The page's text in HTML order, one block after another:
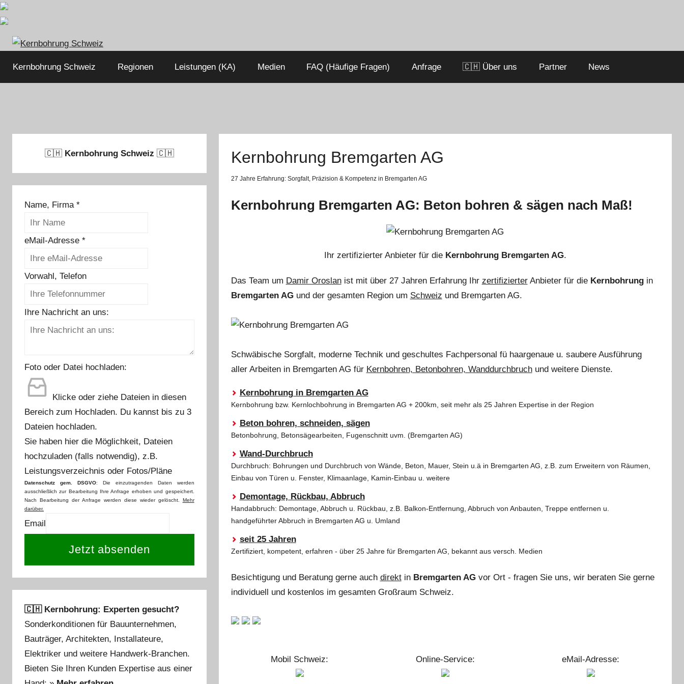
Zum
Inhalt
springen
Kernbohrung Schweiz Regionen Leistungen (KA) Medien FAQ (Häufige Fragen) Anfrage 🇨🇭 Über uns Partner News
Kernbohrung Bremgarten AG
27 Jahre Erfahrung: Sorgfalt, Präzision & Kompetenz in Bremgarten AG
Kernbohrung Bremgarten AG: Beton bohren & sägen nach Maß!
Ihr zertifizierter Anbieter für die Kernbohrung Bremgarten AG.
Das Team um Damir Oroslanist mit über 27 Jahren Erfahrung Ihr zertifizierterAnbieter für die Kernbohrungin
Bremgarten AGund der gesamten Region um Schweiz und Bremgarten AG.
Schwäbische Sorgfalt, moderne Technik und geschultes Fachpersonal fü haargenaue u. saubere Ausführung
aller Arbeiten in Bremgarten AG für Kernbohren, Betonbohren, Wanddurchbruchund weitere Dienste.
Kernbohrung in Bremgarten AG
Kernbohrung bzw. Kernlochbohrung in Bremgarten AG + 200km, seit mehr als 25 Jahren Expertise in der Region
Beton bohren, schneiden, sägen
Betonbohrung, Betonsägearbeiten, Fugenschnitt uvm. (Bremgarten AG)
Wand-Durchbruch
Durchbruch: Bohrungen und Durchbruch von Wände, Beton, Mauer, Stein u.ä in Bremgarten AG, z.B. zum Erweitern von Räumen,
Einbau von Türen u. Fenster, Klimaanlage, Kamin-Einbau u. weitere
Demontage, Rückbau, Abbruch
Handabbruch: Demontage, Abbruch u. Rückbau, z.B. Balkon-Entfernung, Abbruch von Anbauten, Treppe entfernen u.
handgeführter Abbruch in Bremgarten AG u. Umland
seit 25 Jahren
Zertifiziert, kompetent, erfahren - über 25 Jahre für Bremgarten AG, bekannt aus versch. Medien
Besichtigung und Beratung gerne auch direktin Bremgarten AGvor Ort - fragen Sie uns, wir beraten Sie gerne
individuell und kostenlos im gesamten Großraum Schweiz.
Mobil Schweiz: Online-Service: eMail-Adresse:
🇨🇭 Kernbohrung Schweiz 🇨🇭
Name, Firma *
eMail-Adresse *
Vorwahl, Telefon
Ihre Nachricht an uns:
Foto oder Datei hochladen:
Klicke oder ziehe Dateien in diesen
Bereich zum Hochladen. Du kannst bis zu 3
Dateien hochladen.
Sie haben hier die Möglichkeit, Dateien
hochzuladen (falls notwendig), z.B.
Leistungsverzeichnis oder Fotos/Pläne
Datenschutz gem. DSGVO: Die einzutragenden Daten werden
ausschließlich zur Bearbeitung Ihre Anfrage erhoben und gespeichert.
Nach Bearbeitung der Anfrage werden diese wieder gelöscht. Mehr
darüber.
Email
Jetzt absenden
🇨🇭 Kernbohrung: Experten gesucht?
Sonderkonditionen für Bauunternehmen,
Bauträger, Architekten, Installateure,
Elektriker und weitere Handwerk-Branchen.
Bieten Sie Ihren Kunden Expertise aus einer